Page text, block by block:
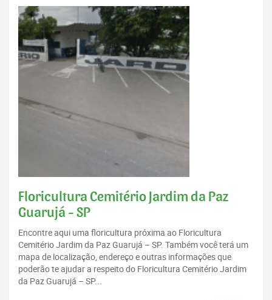
Floricultura Cemitério Jardim da Paz
Guarujá - SP
Encontre aqui uma floricultura próxima ao Floricultura
Cemitério Jardim da Paz Guarujá – SP. Também você terá um
mapa de localização, endereço e outras informações que
poderão te ajudar a respeito do Floricultura Cemitério Jardim
da Paz Guarujá – SP...